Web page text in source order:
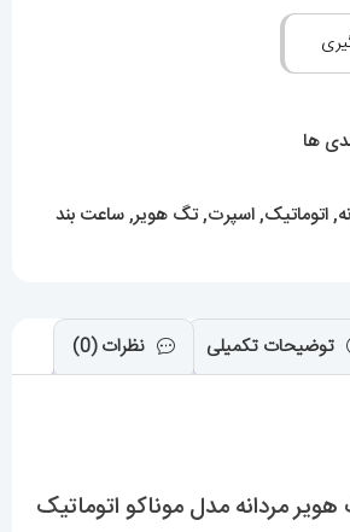
ها
,اتوماتیک,اسپرت,تگ هویر,ساعت بند
توضیحات تکمیلی نظرات (0)
مردانه مدل موناکو اتوماتیک